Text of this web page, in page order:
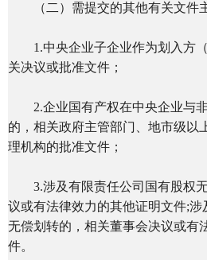
（二）需提交的其他有关文件主
1.中央企业子企业作为划入方（
关决议或批准文件；
2.企业国有产权在中央企业与非
的，相关政府主管部门、地市级以
理机构的批准文件；
3.涉及有限责任公司国有股权无
议或有法律效力的其他证明文件;
无偿划转的，相关董事会决议或有
件。